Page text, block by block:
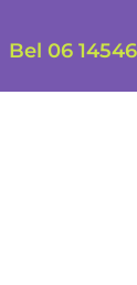
Bel 06